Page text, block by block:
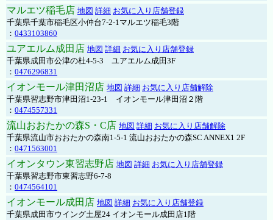
マルエツ稲毛店 地図 詳細 お気に入り店舗登録
千葉県千葉市稲毛区小仲台7-2-1マルエツ稲毛3階
： 0433103860
ユアエルム成田店 地図 詳細 お気に入り店舗登録
千葉県成田市公津の杜4-5-3 ユアエルム成田3F
： 0476296831
イオンモール津田沼店 地図 詳細 お気に入り店舗解除
千葉県習志野市津田沼1-23-1 イオンモール津田沼２階
： 0474557331
流山おおたかの森S・C店 地図 詳細 お気に入り店舗解除
千葉県流山市おおたかの森南1-5-1 流山おおたかの森SC ANNEX1 2F
： 0471563001
イオンタウン東習志野店 地図 詳細 お気に入り店舗登録
千葉県習志野市東習志野6-7-8
： 0474564101
イオンモール成田店 地図 詳細 お気に入り店舗登録
千葉県成田市ウイング土屋24 イオンモール成田店1階